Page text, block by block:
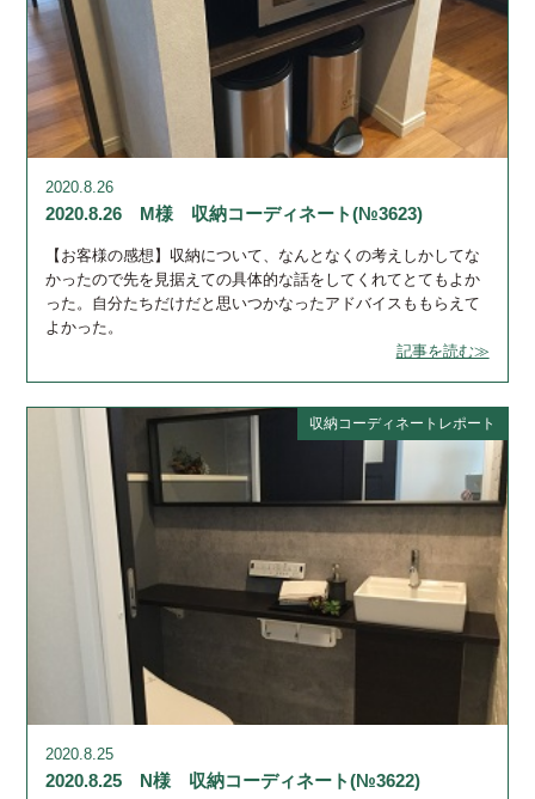
2020.8.26
2020.8.26 M様 収納コーディネート(№3623)
【お客様の感想】収納について、なんとなくの考えしかしてな
かったので先を見据えての具体的な話をしてくれてとてもよか
った。自分たちだけだと思いつかなったアドバイスももらえて
よかった。
記事を読む≫
収納コーディネートレポート
2020.8.25
2020.8.25 N様 収納コーディネート(№3622)